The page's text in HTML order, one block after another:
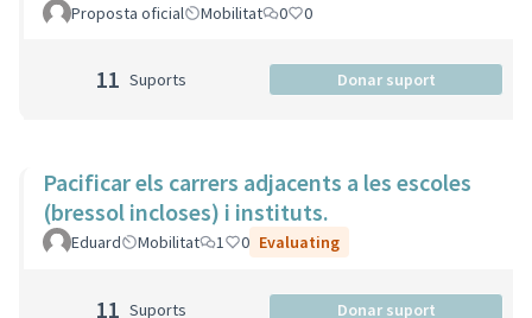
Proposta oficial Mobilitat 0 0
11 Suports Donar suport
Pacificar els carrers adjacents a les escoles
(bressol incloses) i instituts.
Eduard Mobilitat 1 0 Evaluating
11 Suports Donar suport